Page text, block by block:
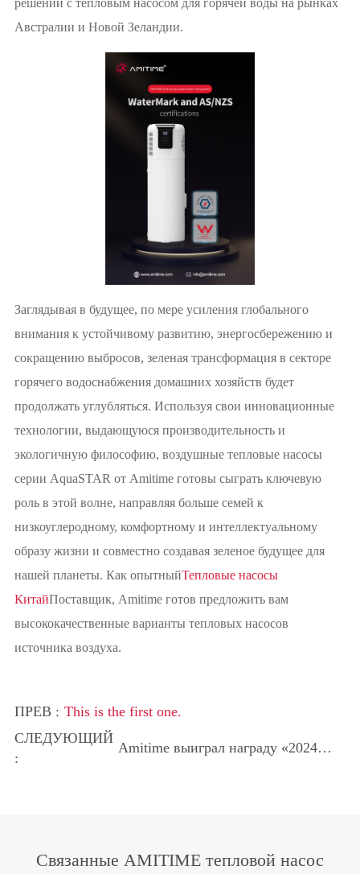
решений с тепловым насосом для горячей воды на рынках
Австралии и Новой Зеландии.
Заглядывая в будущее, по мере усиления глобального
внимания к устойчивому развитию, энергосбережению и
сокращению выбросов, зеленая трансформация в секторе
горячего водоснабжения домашних хозяйств будет
продолжать углубляться. Используя свои инновационные
технологии, выдающуюся производительность и
экологичную философию, воздушные тепловые насосы
серии AquaSTAR от Amitime готовы сыграть ключевую
роль в этой волне, направляя больше семей к
низкоуглеродному, комфортному и интеллектуальному
образу жизни и совместно создавая зеленое будущее для
нашей планеты. Как опытныйТепловые насосы
КитайПоставщик, Amitime готов предложить вам
высококачественные варианты тепловых насосов
источника воздуха.
ПРЕВ : This is the first one.
СЛЕДУЮЩИЙ
:
Amitime выиграл награду «2024
Связанные AMITIME тепловой насос